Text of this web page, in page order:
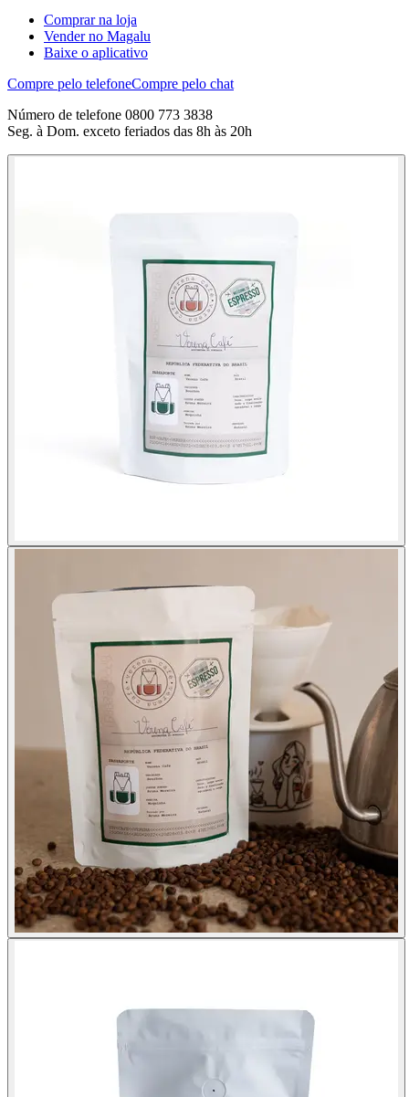
Comprar na loja
Vender no Magalu
Baixe o aplicativo
Compre pelo telefoneCompre pelo chat
Número de telefone 0800 773 3838
Seg. à Dom. exceto feriados das 8h às 20h